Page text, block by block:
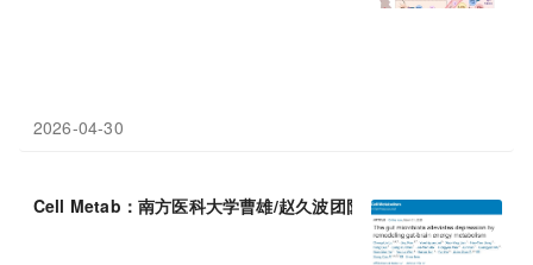
2026-04-30
Cell Metab：南方医科大学曹雄/赵久波团队表面肠道微生物群通